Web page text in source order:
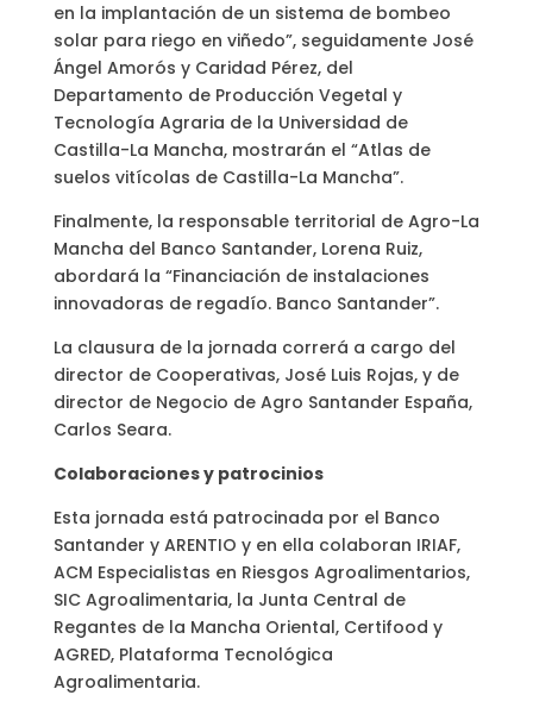
en la implantación de un sistema de bombeo
solar para riego en viñedo”, seguidamente José
Ángel Amorós y Caridad Pérez, del
Departamento de Producción Vegetal y
Tecnología Agraria de la Universidad de
Castilla-La Mancha, mostrarán el “Atlas de
suelos vitícolas de Castilla-La Mancha”.
Finalmente, la responsable territorial de Agro-La
Mancha del Banco Santander, Lorena Ruiz,
abordará la “Financiación de instalaciones
innovadoras de regadío. Banco Santander”.
La clausura de la jornada correrá a cargo del
director de Cooperativas, José Luis Rojas, y de
director de Negocio de Agro Santander España,
Carlos Seara.
Colaboraciones y patrocinios
Esta jornada está patrocinada por el Banco
Santander y ARENTIO y en ella colaboran IRIAF,
ACM Especialistas en Riesgos Agroalimentarios,
SIC Agroalimentaria, la Junta Central de
Regantes de la Mancha Oriental, Certifood y
AGRED, Plataforma Tecnológica
Agroalimentaria.